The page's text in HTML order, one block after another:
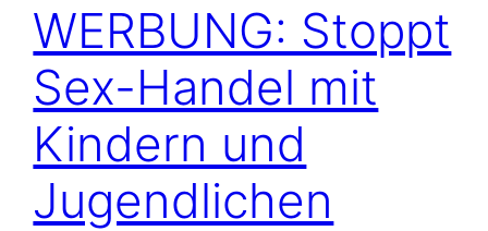
WERBUNG: Stoppt
Sex-Handel mit
Kindern und
Jugendlichen